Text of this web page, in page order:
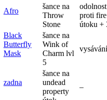
Afro
šance na
Throw
Stone
odolnost
proti fire
útoku +
Black
Butterfly
Mask
šance na
Wink of
Charm lvl
5
zadna
šance na
undead
property
–